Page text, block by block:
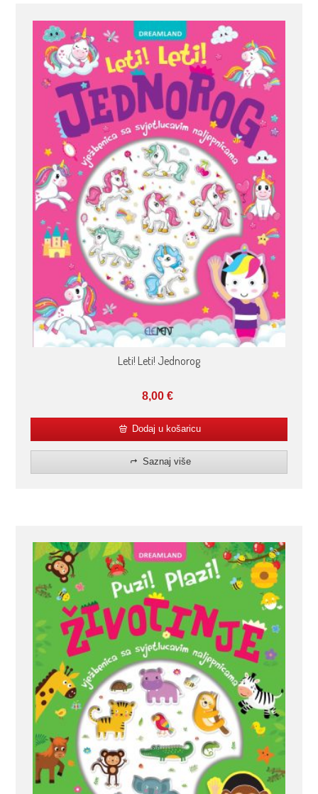
Leti! Leti! Jednorog
8,00€
Dodaj u košaricu
Saznaj više